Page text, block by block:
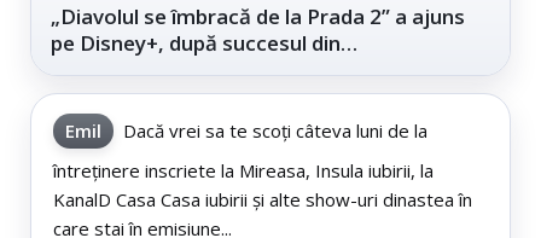
„Diavolul se îmbracă de la Prada 2” a ajuns
pe Disney+, după succesul din
Emil
Dacă vrei sa te scoți câteva luni de la
întreținere inscriete la Mireasa, Insula iubirii, la
KanalD Casa Casa iubirii și alte show-uri dinastea în
care stai în emisiune...